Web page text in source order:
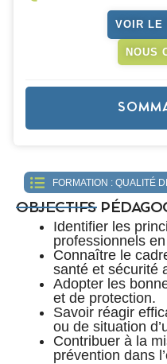
FORMATION : QUALITÉ
OBJECTIFS
Identifier les
professionnels
Connaître le
santé et sécurité
Adopter les
et de protection.
Savoir réagir
ou de situation
Contribuer à la
prévention dans
VOIR LE
NOUS